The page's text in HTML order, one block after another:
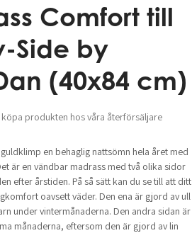
Comfort till
Side by
(40x84 cm)
köpa produkten hos våra återförsäljare
en behaglig nattsömn hela året med
är en vändbar madrass med två olika sidor
efter årstiden. På så sätt kan du se till att ditt
oavsett väder. Den ena är gjord av ull
under vintermånaderna. Den andra sidan är
månaderna, eftersom den är gjord av lin